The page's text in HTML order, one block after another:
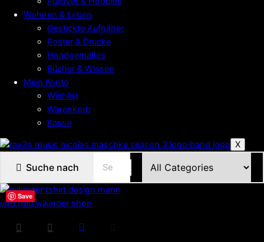
Wohnen & Leben
Gestickte Aufnäher
Poster & Drucke
Handgemaltes
Bücher & Wissen
Mein Konto
Wishlist
Warenkorb
Kasse
X
Suche nach
Save
Dieses